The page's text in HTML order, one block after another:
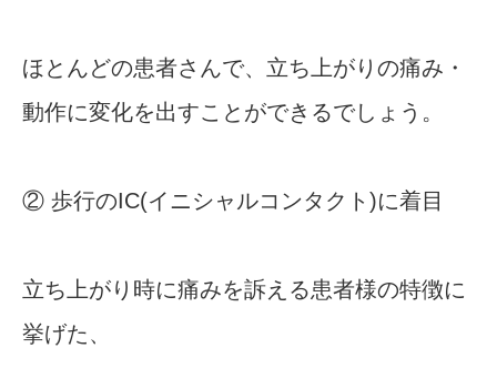
ほとんどの患者さんで、立ち上がりの痛み・
動作に変化を出すことができるでしょう。
② 歩行のIC(イニシャルコンタクト)に着目
立ち上がり時に痛みを訴える患者様の特徴に
挙げた、